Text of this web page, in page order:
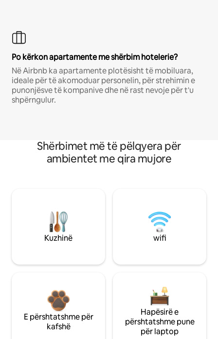
Po kërkon apartamente me shërbim hotelerie?
Në Airbnb ka apartamente plotësisht të mobiluara,
ideale për të akomoduar personelin, për strehimin e
punonjësve të kompanive dhe në rast nevoje për t'u
shpërngulur.
Shërbimet më të pëlqyera për
ambientet me qira mujore
Kuzhinë wifi
E përshtatshme për
kafshë
Hapësirë e
përshtatshme pune
për laptop